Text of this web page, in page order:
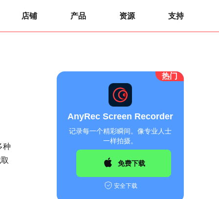
店铺 产品 资源 支持
热门
AnyRec Screen Recorder
记录每一个精彩瞬间。像专业人士
一样拍摄。
免费下载
安全下载
种